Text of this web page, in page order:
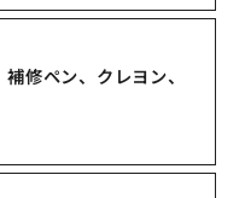
修ペン、クレヨン、